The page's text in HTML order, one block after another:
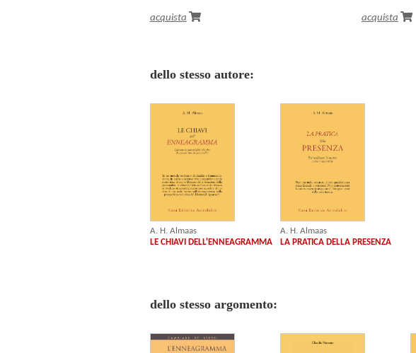
acquista acquista
dello stesso autore:
A. H. Almaas
LE CHIAVI DELL'ENNEAGRAMMA
A. H. Almaas
LA PRATICA DELLA PRESENZA
dello stesso argomento: